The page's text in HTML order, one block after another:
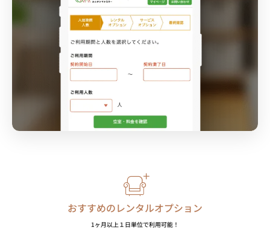
おすすめのレンタルオプション
1ヶ月以上１日単位で利用可能！